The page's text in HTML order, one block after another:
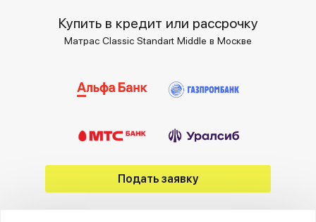
Купить в кредит или рассрочку
Матрас Classic Standart Middle в Москве
Подать заявку